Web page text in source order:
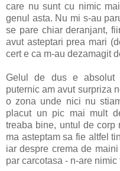
care nu sunt cu nimic
genul asta. Nu mi s-au
se pare chiar deranjant,
avut asteptari prea mari
cert e ca m-au dezamagit
Gelul de dus e absolut
puternic am avut surpriza
o zona unde nici nu
placut un pic mai mult
treaba bine, untul de
ma asteptam sa fie altfel
iar despre crema de
par carcotasa - n-are nimic